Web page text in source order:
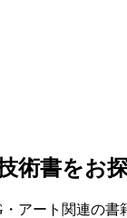
術書をお
アート関連の